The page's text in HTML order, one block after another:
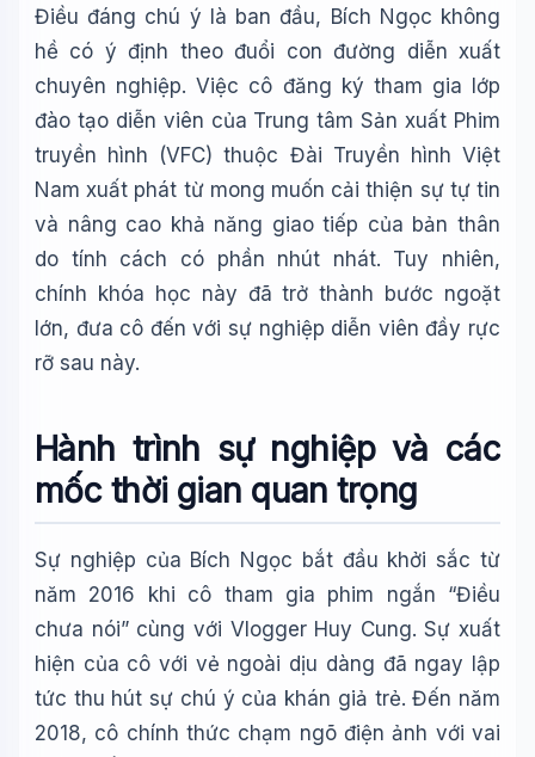
Điều đáng chú ý là ban đầu, Bích Ngọc không
hề có ý định theo đuổi con đường diễn xuất
chuyên nghiệp. Việc cô đăng ký tham gia lớp
đào tạo diễn viên của Trung tâm Sản xuất Phim
truyền hình (VFC) thuộc Đài Truyền hình Việt
Nam xuất phát từ mong muốn cải thiện sự tự tin
và nâng cao khả năng giao tiếp của bản thân
do tính cách có phần nhút nhát. Tuy nhiên,
chính khóa học này đã trở thành bước ngoặt
lớn, đưa cô đến với sự nghiệp diễn viên đầy rực
rỡ sau này.
Hành trình sự nghiệp và các
mốc thời gian quan trọng
Sự nghiệp của Bích Ngọc bắt đầu khởi sắc từ
năm 2016 khi cô tham gia phim ngắn “Điều
chưa nói” cùng với Vlogger Huy Cung. Sự xuất
hiện của cô với vẻ ngoài dịu dàng đã ngay lập
tức thu hút sự chú ý của khán giả trẻ. Đến năm
2018, cô chính thức chạm ngõ điện ảnh với vai